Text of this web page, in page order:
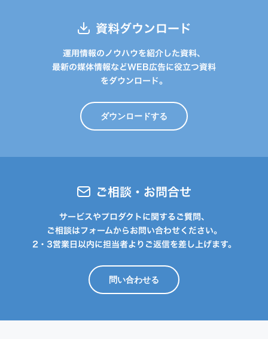
資料ダウンロード
運用情報のノウハウを紹介した資料、
最新の媒体情報などWEB広告に役立つ資料
をダウンロード。
ダウンロードする
ご相談・お問合せ
サービスやプロダクトに関するご質問、
ご相談はフォームからお問い合わせください。
2・3営業日以内に担当者よりご返信を差し上げます。
問い合わせる